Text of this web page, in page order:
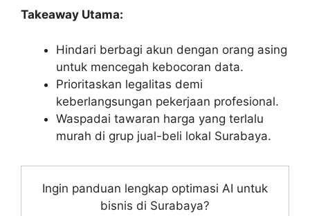
Takeaway Utama:
Hindari berbagi akun dengan orang asing
untuk mencegah kebocoran data.
Prioritaskan legalitas demi
keberlangsungan pekerjaan profesional.
Waspadai tawaran harga yang terlalu
murah di grup jual-beli lokal Surabaya.
Ingin panduan lengkap optimasi AI untuk
bisnis di Surabaya?